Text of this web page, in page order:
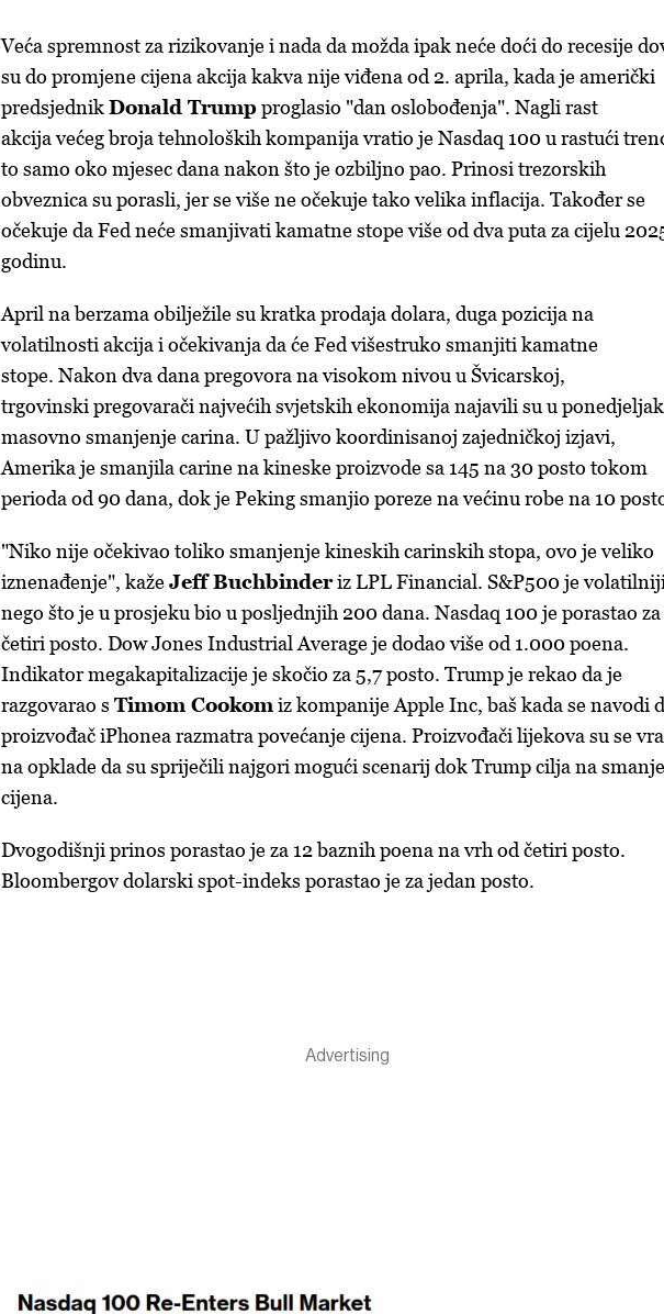
Veća spremnost za rizikovanje i nada da možda ipak neće doći do recesije
su do promjene cijena akcija kakva nije viđena od 2. aprila, kada je američki
predsjednikDonald Trumpproglasio "dan oslobođenja". Nagli rast
akcija većeg broja tehnoloških kompanija vratio je Nasdaq 100 u rastući
to samo oko mjesec dana nakon što je ozbiljno pao. Prinosi trezorskih
obveznica su porasli, jer se više ne očekuje tako velika inflacija. Također se
očekuje da Fed neće smanjivati kamatne stope više od dva puta za cijelu
godinu.
April na berzama obilježile su kratka prodaja dolara, duga pozicija na
volatilnosti akcija i očekivanja da će Fed višestruko smanjiti kamatne
stope. Nakon dva dana pregovora na visokom nivou u Švicarskoj,
trgovinski pregovarači najvećih svjetskih ekonomija najavili su u ponedjeljak
masovno smanjenje carina. U pažljivo koordinisanoj zajedničkoj izjavi,
Amerika je smanjila carine na kineske proizvode sa 145 na 30 posto tokom
perioda od 90 dana, dok je Peking smanjio poreze na većinu robe na 10
"Niko nije očekivao toliko smanjenje kineskih carinskih stopa, ovo je veliko
iznenađenje", kažeJeff Buchbinderiz LPL Financial. S&P500 je volatilniji
nego što je u prosjeku bio u posljednjih 200 dana. Nasdaq 100 je porastao za
četiri posto. Dow Jones Industrial Average je dodao više od 1.000 poena.
Indikator megakapitalizacije je skočio za 5,7 posto. Trump je rekao da je
razgovarao s Timom Cookomiz kompanije Apple Inc, baš kada se navodi
proizvođač iPhonea razmatra povećanje cijena. Proizvođači lijekova su se
na opklade da su spriječili najgori mogući scenarij dok Trump cilja na
cijena.
Dvogodišnji prinos porastao je za 12 baznih poena na vrh od četiri posto.
Bloombergov dolarski spot-indeks porastao je za jedan posto.